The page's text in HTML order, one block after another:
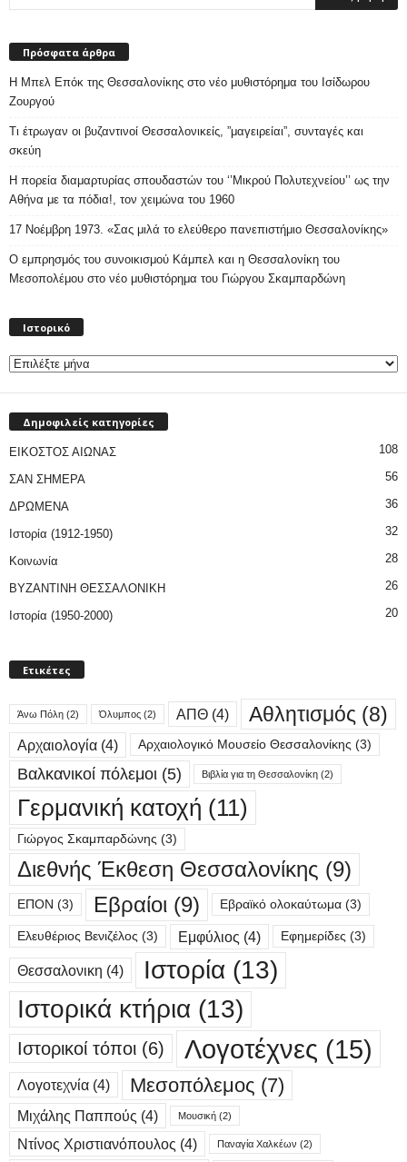
Πρόσφατα άρθρα
Η Μπελ Επόκ της Θεσσαλονίκης στο νέο μυθιστόρημα του Ισίδωρου
Ζουργού
Τι έτρωγαν οι βυζαντινοί Θεσσαλονικείς, ”μαγειρείαι”, συνταγές και
σκεύη
Η πορεία διαμαρτυρίας σπουδαστών του ‘’Μικρού Πολυτεχνείου’’ ως την
Αθήνα με τα πόδια!, τον χειμώνα του 1960
17 Νοέμβρη 1973. «Σας μιλά το ελεύθερο πανεπιστήμιο Θεσσαλονίκης»
Ο εμπρησμός του συνοικισμού Κάμπελ και η Θεσσαλονίκη του
Μεσοπολέμου στο νέο μυθιστόρημα του Γιώργου Σκαμπαρδώνη
Ιστορικό
Δημοφιλείς κατηγορίες
ΕΙΚΟΣΤΟΣ ΑΙΩΝΑΣ 108
ΣΑΝ ΣΗΜΕΡΑ 56
ΔΡΩΜΕΝΑ 36
Ιστορία (1912-1950) 32
Κοινωνία 28
ΒΥΖΑΝΤΙΝΗ ΘΕΣΣΑΛΟΝΙΚΗ 26
Ιστορία (1950-2000) 20
Ετικέτες
Άνω Πόλη (2) Όλυμπος (2) ΑΠΘ (4) Αθλητισμός (8)
Αρχαιολογία (4) Αρχαιολογικό Μουσείο Θεσσαλονίκης (3)
Βαλκανικοί πόλεμοι (5) Βιβλία για τη Θεσσαλονίκη (2)
Γερμανική κατοχή (11)
Γιώργος Σκαμπαρδώνης (3)
Διεθνής Έκθεση Θεσσαλονίκης (9)
ΕΠΟΝ (3) Εβραίοι (9) Εβραϊκό ολοκαύτωμα (3)
Ελευθέριος Βενιζέλος (3) Εμφύλιος (4) Εφημερίδες (3)
Θεσσαλονικη (4) Ιστορία (13)
Ιστορικά κτήρια (13)
Ιστορικοί τόποι (6) Λογοτέχνες (15)
Λογοτεχνία (4) Μεσοπόλεμος (7)
Μιχάλης Παππούς (4) Μουσική (2)
Ντίνος Χριστιανόπουλος (4) Παναγία Χαλκέων (2)